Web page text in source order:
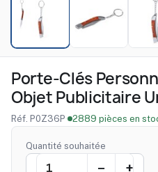
Porte-Clés
Objet Publicitaire
Réf. P0Z36P· 2889 pièces en
Quantité souhaitée